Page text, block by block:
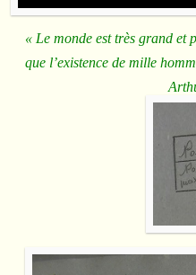
« Le monde est très grand et
que l’existence de mille
Arthur